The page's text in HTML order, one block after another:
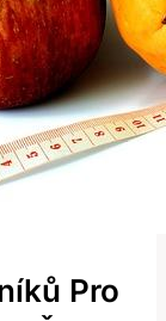
Pro